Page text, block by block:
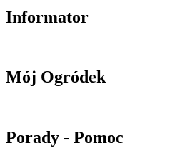
Informator
Mój Ogródek
Porady - Pomoc